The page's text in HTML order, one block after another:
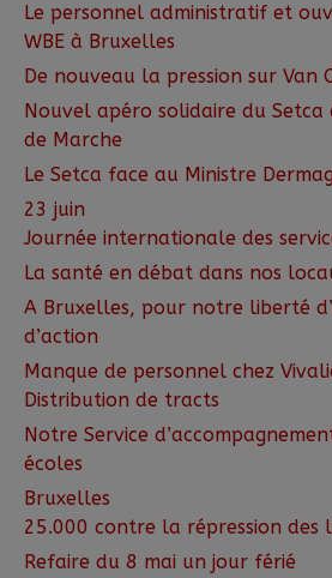
Le personnel administratif et
WBE à Bruxelles
De nouveau la pression sur Van
Nouvel apéro solidaire du
de Marche
Le Setca face au Ministre
23 juin
Journée internationale des
La santé en débat dans nos
A Bruxelles, pour notre liberté
d’action
Manque de personnel chez
Distribution de tracts
Notre Service
écoles
Bruxelles
25.000 contre la répression des
Refaire du 8 mai un jour férié